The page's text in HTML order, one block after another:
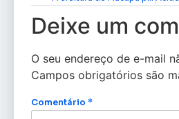
Deixe um
O seu endereço de e-mail
Campos obrigatórios são
Comentário *